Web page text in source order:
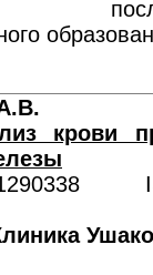
крови